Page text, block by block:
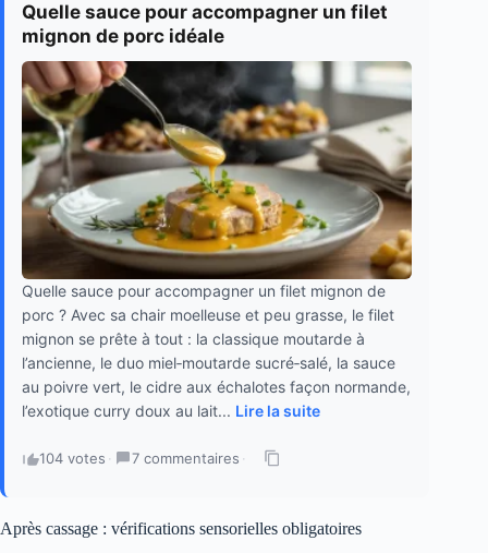
Quelle sauce pour accompagner un filet
mignon de porc idéale
Quelle sauce pour accompagner un filet mignon de
porc ? Avec sa chair moelleuse et peu grasse, le filet
mignon se prête à tout : la classique moutarde à
l’ancienne, le duo miel‑moutarde sucré‑salé, la sauce
au poivre vert, le cidre aux échalotes façon normande,
l’exotique curry doux au lait... Lire la suite
104 votes · 7 commentaires ·
Après cassage : vérifications sensorielles obligatoires